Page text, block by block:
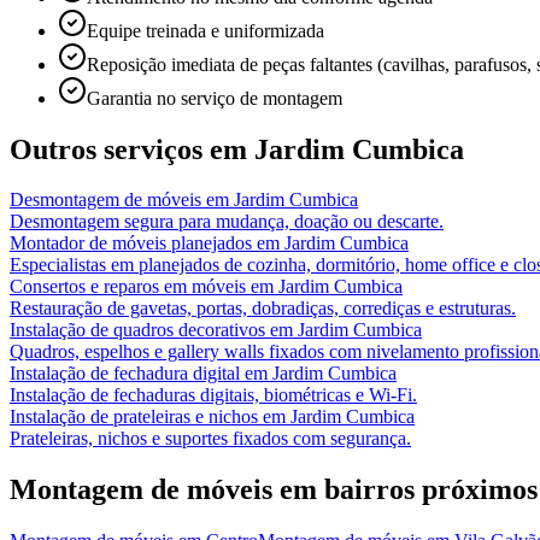
Equipe treinada e uniformizada
Reposição imediata de peças faltantes (cavilhas, parafusos,
Garantia no serviço de montagem
Outros serviços em Jardim Cumbica
Desmontagem de móveis em Jardim Cumbica
Desmontagem segura para mudança, doação ou descarte.
Montador de móveis planejados em Jardim Cumbica
Especialistas em planejados de cozinha, dormitório, home office e
Consertos e reparos em móveis em Jardim Cumbica
Restauração de gavetas, portas, dobradiças, corrediças e estruturas.
Instalação de quadros decorativos em Jardim Cumbica
Quadros, espelhos e gallery walls fixados com nivelamento
Instalação de fechadura digital em Jardim Cumbica
Instalação de fechaduras digitais, biométricas e Wi-Fi.
Instalação de prateleiras e nichos em Jardim Cumbica
Prateleiras, nichos e suportes fixados com segurança.
Montagem de móveis em bairros próximos